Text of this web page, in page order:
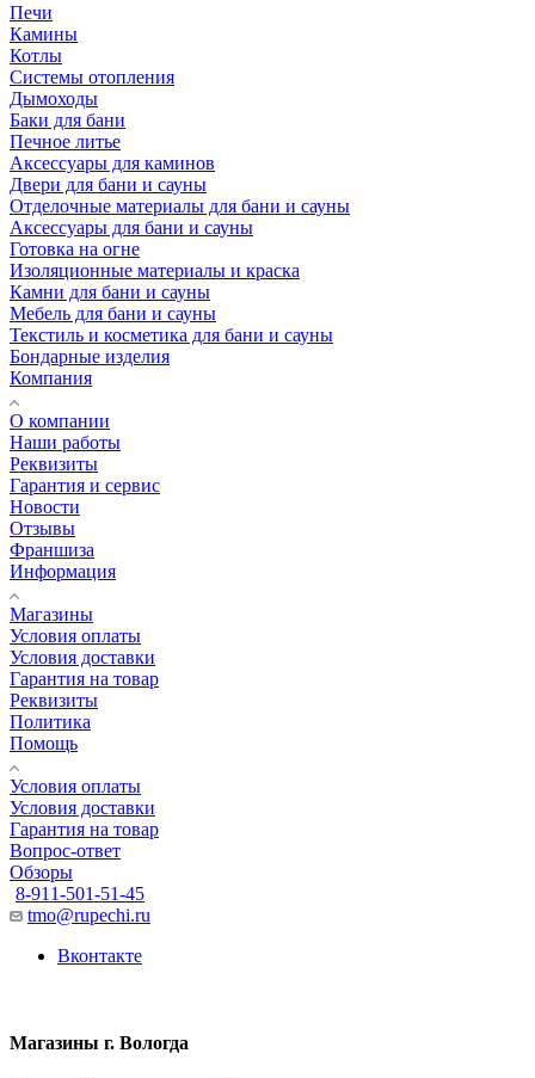
Печи
Камины
Котлы
Системы отопления
Дымоходы
Баки для бани
Печное литье
Аксессуары для каминов
Двери для бани и сауны
Отделочные материалы для бани и сауны
Аксессуары для бани и сауны
Готовка на огне
Изоляционные материалы и краска
Камни для бани и сауны
Мебель для бани и сауны
Текстиль и косметика для бани и сауны
Бондарные изделия
Компания
О компании
Наши работы
Реквизиты
Гарантия и сервис
Новости
Отзывы
Франшиза
Информация
Магазины
Условия оплаты
Условия доставки
Гарантия на товар
Реквизиты
Политика
Помощь
Условия оплаты
Условия доставки
Гарантия на товар
Вопрос-ответ
Обзоры
8-911-501-51-45
tmo@rupechi.ru
Вконтакте
Магазины г. Вологда